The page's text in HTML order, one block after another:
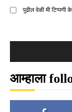
पुढील वेळी मी
आम्हाला